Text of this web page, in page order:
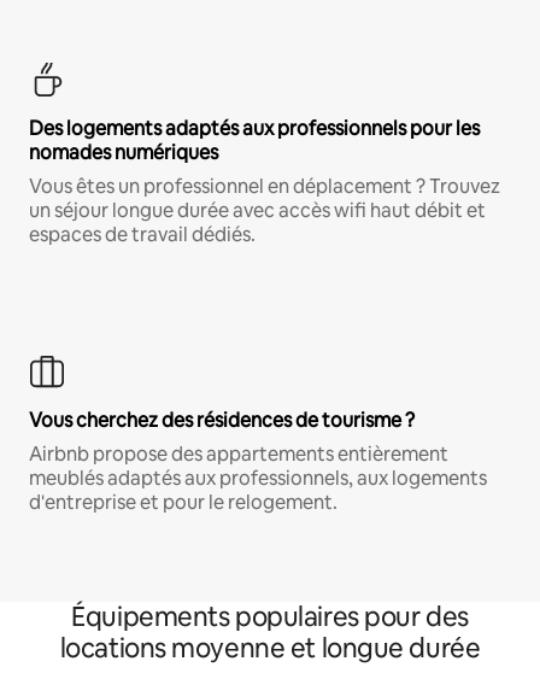
Des logements adaptés aux professionnels pour les
nomades numériques
Vous êtes un professionnel en déplacement ? Trouvez
un séjour longue durée avec accès wifi haut débit et
espaces de travail dédiés.
Vous cherchez des résidences de tourisme ?
Airbnb propose des appartements entièrement
meublés adaptés aux professionnels, aux logements
d'entreprise et pour le relogement.
Équipements populaires pour des
locations moyenne et longue durée